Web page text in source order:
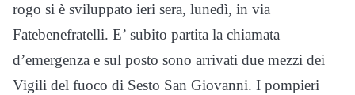
rogo si è sviluppato ieri sera, lunedì, in via
Fatebenefratelli. E’ subito partita la chiamata
d’emergenza e sul posto sono arrivati due mezzi dei
Vigili del fuoco di Sesto San Giovanni. I pompieri